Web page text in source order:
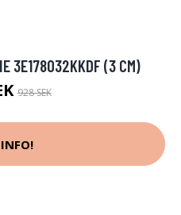
3E178032KKDF (3 CM)
928 SEK